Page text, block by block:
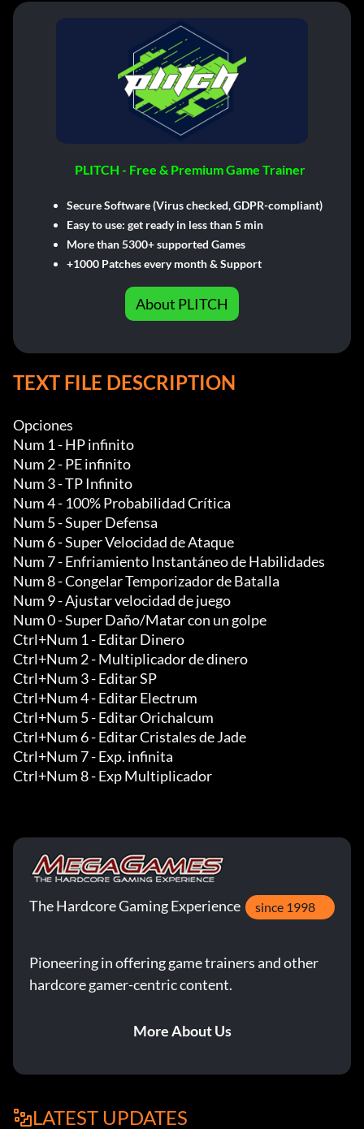
PLITCH - Free & Premium Game Trainer
Secure Software (Virus checked, GDPR-compliant)
Easy to use: get ready in less than 5 min
More than 5300+ supported Games
+1000 Patches every month & Support
About PLITCH
TEXT FILE DESCRIPTION
Opciones
Num 1 - HP infinito
Num 2 - PE infinito
Num 3 - TP Infinito
Num 4 - 100% Probabilidad Crítica
Num 5 - Super Defensa
Num 6 - Super Velocidad de Ataque
Num 7 - Enfriamiento Instantáneo de Habilidades
Num 8 - Congelar Temporizador de Batalla
Num 9 - Ajustar velocidad de juego
Num 0 - Super Daño/Matar con un golpe
Ctrl+Num 1 - Editar Dinero
Ctrl+Num 2 - Multiplicador de dinero
Ctrl+Num 3 - Editar SP
Ctrl+Num 4 - Editar Electrum
Ctrl+Num 5 - Editar Orichalcum
Ctrl+Num 6 - Editar Cristales de Jade
Ctrl+Num 7 - Exp. infinita
Ctrl+Num 8 - Exp Multiplicador
The Hardcore Gaming Experience since 1998
Pioneering in offering game trainers and other
hardcore gamer-centric content.
More About Us
LATEST UPDATES